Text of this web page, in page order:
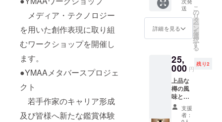
メディア・テクノロジー
を用いた創作表現に取り組
むワークショップを開催し
ます。
●YMAAメタバースプロジェ
クト
若手作家のキャリア形成
及び皆様へ新たな鑑賞体験
に誇る
日本の
ワイ
ン」造
す。 ■
内容量
ヤート
ワイン
(赤)
720ml×
1本 ■原
太陽の
でのび
のび暮
す。 ス
トレス
を軽減
した放
し飼い
で、指
定感染
症薬以
いとな
りまし
た。爽
やかさ
妙にと
けあう
さを是
非ご賞
味くだ
さい。
「ハー
す。 安
全で高
品質な
水とし
て、一
ルや国
際会議
などで
も多く
採用さ
れてい
ます。
■お礼品
の内容
セット
です。
お猪口2
個付
造店
富士山
の酒
甲斐の
開運
180ml ■
原産地
山梨県
送
詳細を見る
こ
の
リ
タ
ー
ン
を
選
択
す
る
25,
000 円
残り2
上品な
樽の風
味と、
深みの
ある味
支援
者：